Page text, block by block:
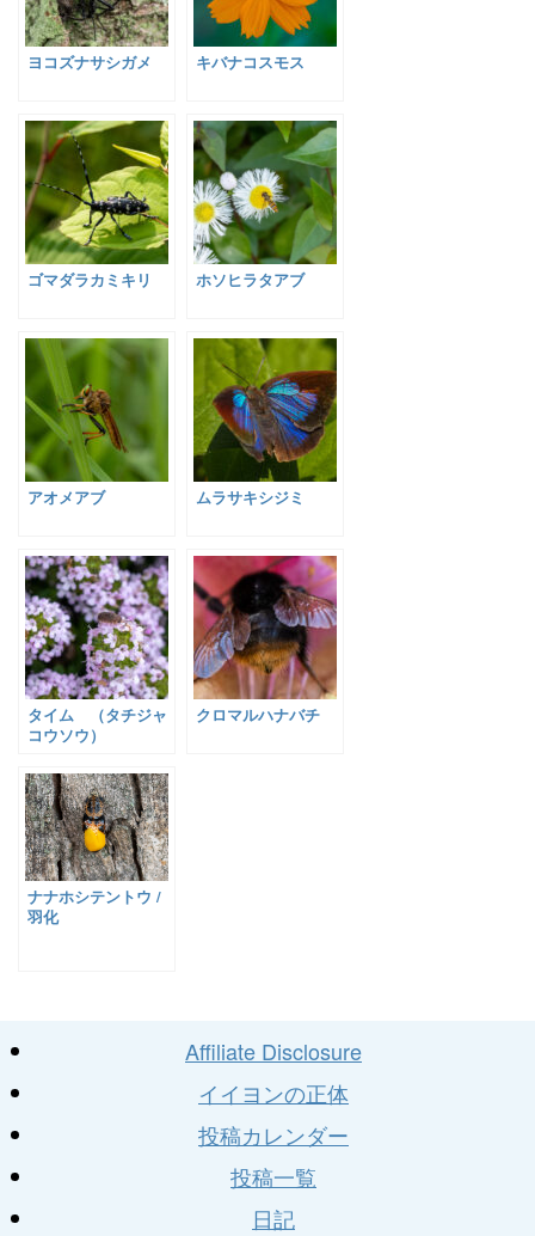
ヨコズナサシガメ キバナコスモス
ゴマダラカミキリ ホソヒラタアブ
アオメアブ ムラサキシジミ
タイム （タチジャ
コウソウ）
クロマルハナバチ
ナナホシテントウ /
羽化
Affiliate Disclosure
イイヨンの正体
投稿カレンダー
投稿一覧
日記